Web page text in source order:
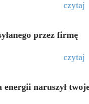
czytaj
przez firmę
czytaj
energii naruszył